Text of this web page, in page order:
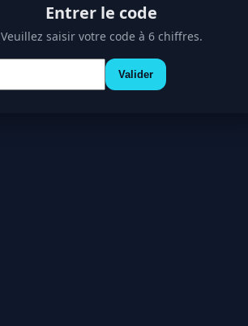
Entrer le code
Veuillez saisir votre code à 6 chiffres.
Valider